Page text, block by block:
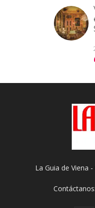
La Guia de Viena
Contáctanos: